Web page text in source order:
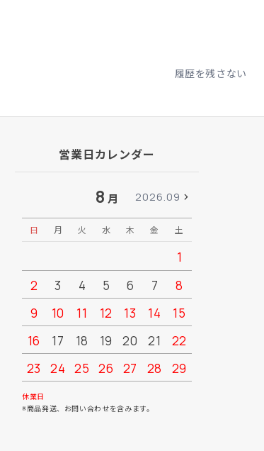
履歴を残さない
営業日カレンダー
8 月 2026.09
日 月 火 水 木 金 土
1
2
3 4 5 6 7
8
9
10 11 12 13 14
15
16
17 18 19 20 21
22
23
24 25 26 27 28
29
30
休業日
※商品発送、お問い合わせを含みます。